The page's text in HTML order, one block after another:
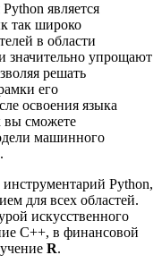
является
так широко
в области
значительно упрощают
решать
его
освоения языка
вы сможете
машинного
Python,
для всех областей.
искусственного
C++, в финансовой
R.